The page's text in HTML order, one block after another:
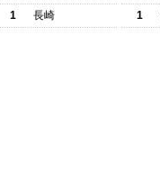
1 長崎
1